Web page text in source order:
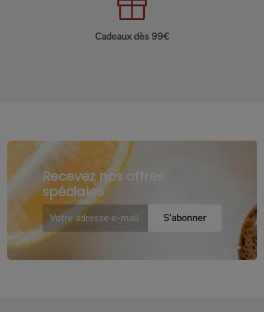
Cadeaux dès 99€
Recevez nos offres
spéciales